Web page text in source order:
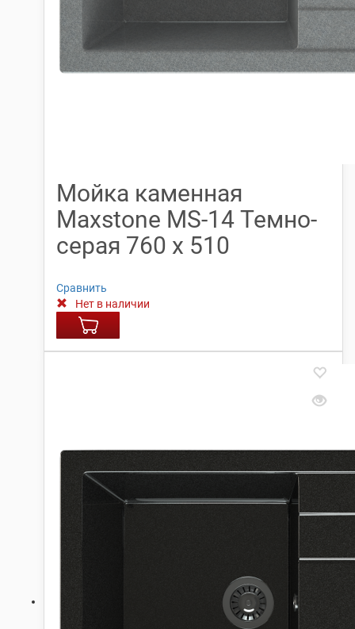
Мойка каменная
Maxstone МS-14 Темно-
серая 760 х 510
Сравнить
Нет в наличии